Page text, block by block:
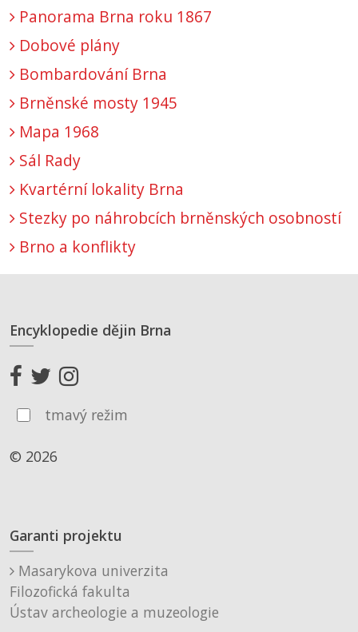
Panorama Brna roku 1867
Dobové plány
Bombardování Brna
Brněnské mosty 1945
Mapa 1968
Sál Rady
Kvartérní lokality Brna
Stezky po náhrobcích brněnských osobností
Brno a konflikty
Encyklopedie dějin Brna
tmavý režim
© 2026
Garanti projektu
Masarykova univerzita
Filozofická fakulta
Ústav archeologie a muzeologie